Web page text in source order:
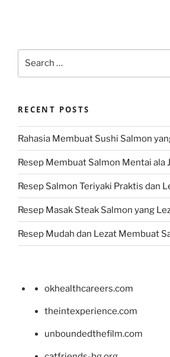
RECENT POSTS
Rahasia Membuat Sushi Salmon
Resep Membuat Salmon Mentai ala
Resep Salmon Teriyaki Praktis dan
Resep Masak Steak Salmon yang
Resep Mudah dan Lezat Membuat
okhealthcareers.com
theintexperience.com
unboundedthefilm.com